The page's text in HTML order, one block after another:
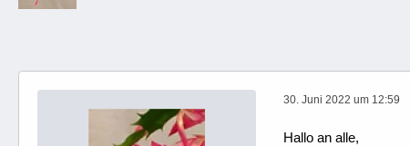
30. Juni 2022 um 12:59
Hallo an alle,